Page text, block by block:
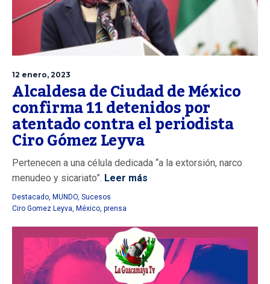
12 enero, 2023
Alcaldesa de Ciudad de México
confirma 11 detenidos por
atentado contra el periodista
Ciro Gómez Leyva
Pertenecen a una célula dedicada “a la extorsión, narco
menudeo y sicariato”. Leer más
Destacado, MUNDO, Sucesos
Ciro Gomez Leyva, México, prensa